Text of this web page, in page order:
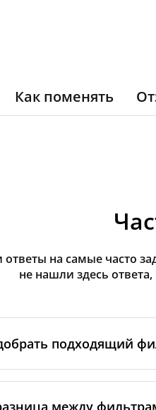
Как поменять
на самые часто
не нашли здесь
подходящий
наклейке на самом
между